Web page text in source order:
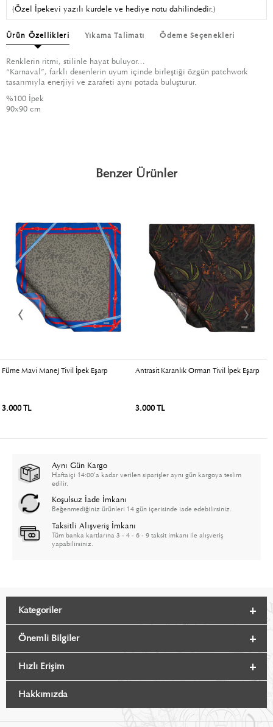
(Özel İpekevi yazılı kurdele ve hediye notu dahilindedir.)
Ürün Özellikleri Yıkama Talimatı Ödeme Seçenekleri
Renklerin ritmi, stilinle hayat buluyor…
“Karnaval”, farklı desenlerin uyum içinde birleştiği özgün patchwork
tasarımıyla enerjiyi ve zarafeti aynı potada buluşturur.
%100 İpek
90x90 cm
Benzer Ürünler
Füme Mavi Manej Tivil İpek Eşarp
3.000 TL
Antrasit Karanlık Orman Tivil İpek Eşarp
3.000 TL
Aynı Gün Kargo
Haftaiçi 14:00'a kadar verilen siparişler aynı gün kargoya teslim
edilir.
Koşulsuz İade İmkanı
Beğenmediğiniz ürünleri 14 gün içerisinde iade edebilirsiniz.
Taksitli Alışveriş İmkanı
Tüm banka kartlarına 3 - 4 - 6 - 9 taksit imkanı ile alışveriş
yapabilirsiniz.
Kategoriler
Önemli Bilgiler
Hızlı Erişim
Hakkımızda